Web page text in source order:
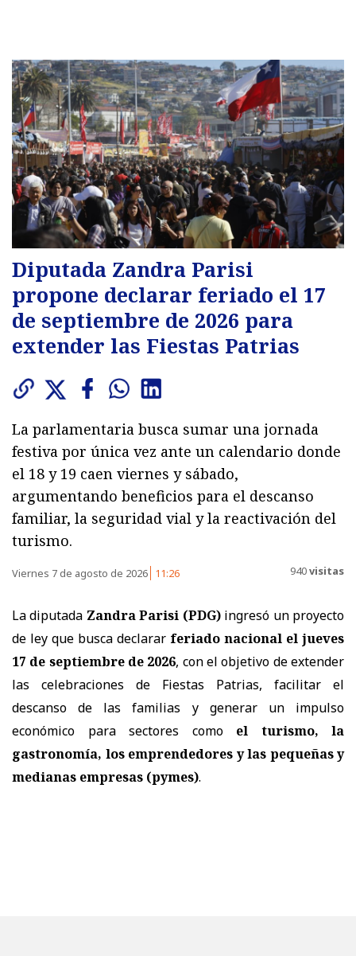
Diputada Zandra Parisi
propone declarar feriado el 17
de septiembre de 2026 para
extender las Fiestas Patrias
La parlamentaria busca sumar una jornada
festiva por única vez ante un calendario donde
el 18 y 19 caen viernes y sábado,
argumentando beneficios para el descanso
familiar, la seguridad vial y la reactivación del
turismo.
Viernes 7 de agosto de 2026 11:26 940visitas
La diputada Zandra Parisi (PDG)ingresó un proyecto
de ley que busca declarar feriado nacional el jueves
17 de septiembre de 2026, con el objetivo de extender
las celebraciones de Fiestas Patrias, facilitar el
descanso de las familias y generar un impulso
económico para sectores como el turismo, la
gastronomía, los emprendedores y las pequeñas y
medianas empresas (pymes).